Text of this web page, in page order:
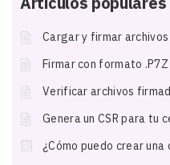
Cargar y firmar archivos
Firmar con formato .P7Z
Verificar archivos
Genera un CSR para tu
¿Cómo puedo crear